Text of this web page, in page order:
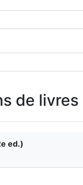
de
ed.)